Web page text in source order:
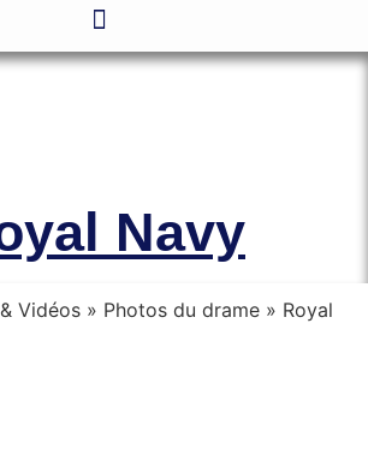
Navy
Vidéos » Photos du drame » Royal